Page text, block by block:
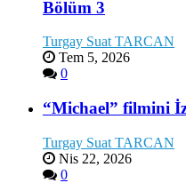
Bölüm 3
Turgay Suat TARCAN
Tem 5, 2026
0
“Michael” filmini
Turgay Suat TARCAN
Nis 22, 2026
0